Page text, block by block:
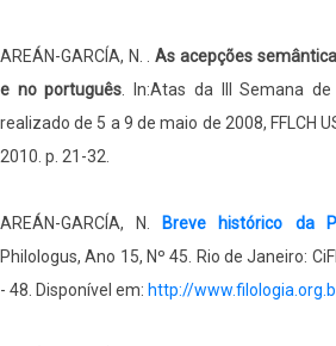
AREÁN-GARCÍA, N. .As acepções
e no português . In:Atas da III Semana
realizado de 5 a 9 de maio de 2008, FFLCH
2010. p. 21-32.
AREÁN-GARCÍA, N. Breve histórico da
Philologus, Ano 15, Nº 45. Rio de Janeiro:
- 48. Disponível em: http://